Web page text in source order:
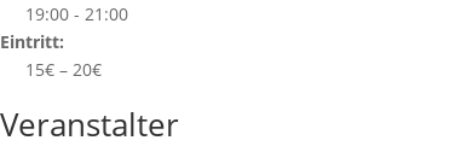
19:00 - 21:00
Eintritt:
15€ – 20€
Veranstalter